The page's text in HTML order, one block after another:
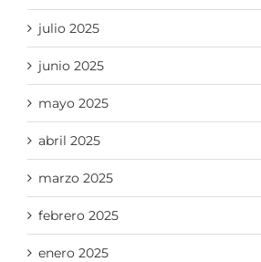
julio 2025
junio 2025
mayo 2025
abril 2025
marzo 2025
febrero 2025
enero 2025